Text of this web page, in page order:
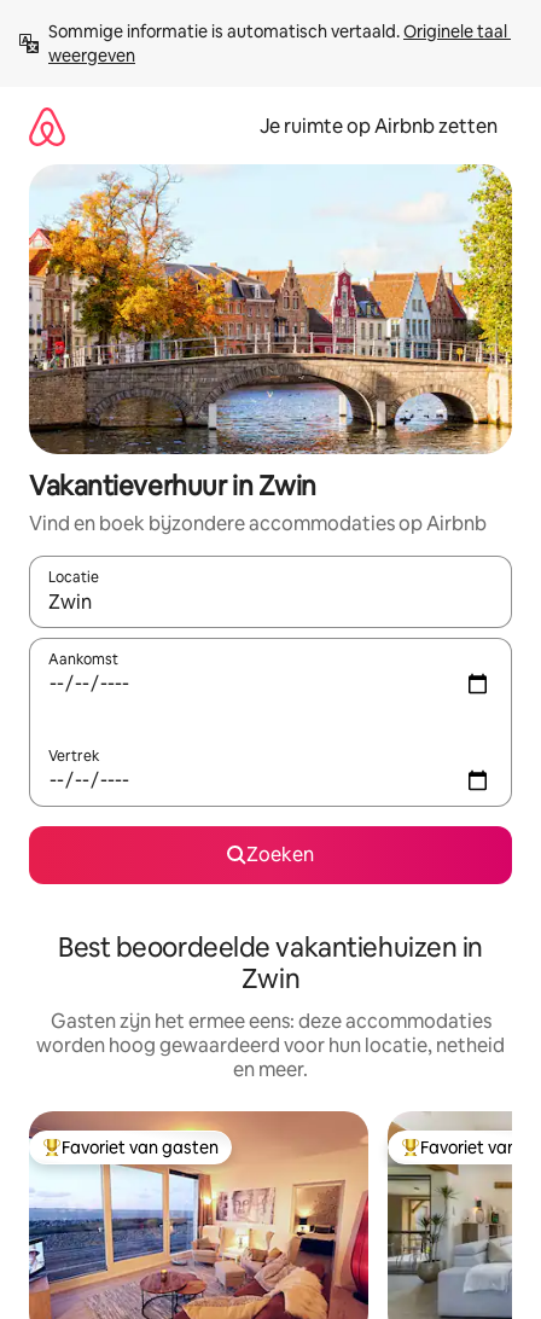
direct
naar
Sommige informatie is automatisch vertaald. Originele taal
weergeven
Je ruimte op Airbnb zetten
Vakantieverhuur in Zwin
Vind en boek bijzondere accommodaties op Airbnb
Locatie
Wanneer er suggesties beschikbaar zijn, maak je een keuze
Aankomst
Vertrek
Zoeken
Best beoordeelde vakantiehuizen in
Zwin
Gasten zijn het ermee eens: deze accommodaties
worden hoog gewaardeerd voor hun locatie, netheid
en meer.
Topfavoriet van gasten
Favoriet van gasten Topfavoriet van
Favoriet van